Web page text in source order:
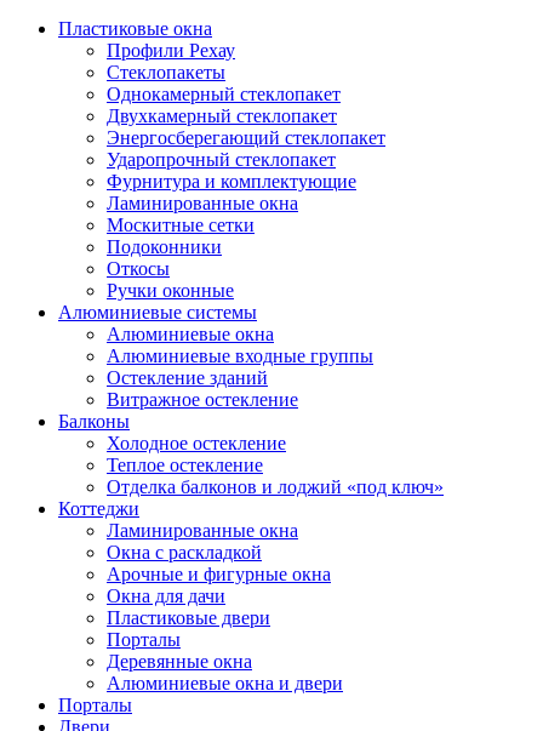
Пластиковые окна
Профили Рехау
Стеклопакеты
Однокамерный стеклопакет
Двухкамерный стеклопакет
Энергосберегающий стеклопакет
Ударопрочный стеклопакет
Фурнитура и комплектующие
Ламинированные окна
Москитные сетки
Подоконники
Откосы
Ручки оконные
Алюминиевые системы
Алюминиевые окна
Алюминиевые входные группы
Остекление зданий
Витражное остекление
Балконы
Холодное остекление
Теплое остекление
Отделка балконов и лоджий «под ключ»
Коттеджи
Ламинированные окна
Окна с раскладкой
Арочные и фигурные окна
Окна для дачи
Пластиковые двери
Порталы
Деревянные окна
Алюминиевые окна и двери
Порталы